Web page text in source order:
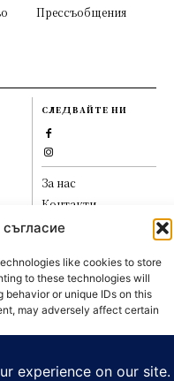
like cookies to store
to these technologies will
behavior or unique IDs on this
may adversely affect certain
Прессъобщения
СЛЕДВАЙТЕ НИ
За нас
Контакти
Бюлетин
Политика за
поверителност